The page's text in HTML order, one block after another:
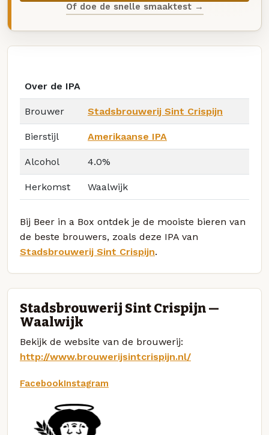
Of doe de snelle smaaktest →
Over de IPA
Brouwer Stadsbrouwerij Sint Crispijn
Bierstijl Amerikaanse IPA
Alcohol 4.0%
Herkomst Waalwijk
Bij Beer in a Box ontdek je de mooiste bieren van
de beste brouwers, zoals deze IPA van
Stadsbrouwerij Sint Crispijn.
Stadsbrouwerij Sint Crispijn —
Waalwijk
Bekijk de website van de brouwerij:
http://www.brouwerijsintcrispijn.nl/
FacebookInstagram